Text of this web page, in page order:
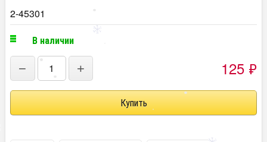
2-45301
В наличии
− + 125 ₽